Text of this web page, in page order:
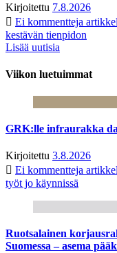
Kirjoitettu 7.8.2026
Ei kommentteja
kestävän tienpidon
Lisää uutisia
Viikon luetuimmat
GRK:lle infraurakka
Kirjoitettu 3.8.2026
Ei kommentteja
työt jo käynnissä
Ruotsalainen
Suomessa – asema